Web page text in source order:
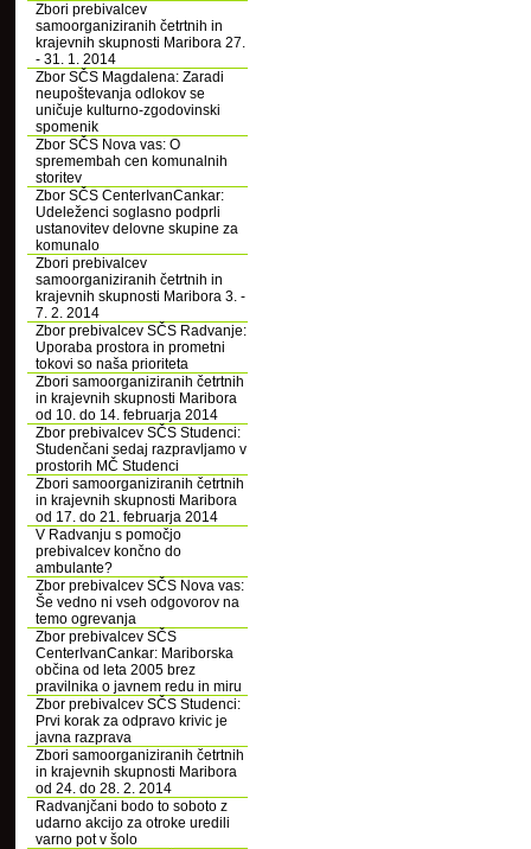
Zbori prebivalcev
samoorganiziranih četrtnih in
krajevnih skupnosti Maribora 27.
- 31. 1. 2014
Zbor SČS Magdalena: Zaradi
neupoštevanja odlokov se
uničuje kulturno-zgodovinski
spomenik
Zbor SČS Nova vas: O
spremembah cen komunalnih
storitev
Zbor SČS CenterIvanCankar:
Udeleženci soglasno podprli
ustanovitev delovne skupine za
komunalo
Zbori prebivalcev
samoorganiziranih četrtnih in
krajevnih skupnosti Maribora 3. -
7. 2. 2014
Zbor prebivalcev SČS Radvanje:
Uporaba prostora in prometni
tokovi so naša prioriteta
Zbori samoorganiziranih četrtnih
in krajevnih skupnosti Maribora
od 10. do 14. februarja 2014
Zbor prebivalcev SČS Studenci:
Studenčani sedaj razpravljamo v
prostorih MČ Studenci
Zbori samoorganiziranih četrtnih
in krajevnih skupnosti Maribora
od 17. do 21. februarja 2014
V Radvanju s pomočjo
prebivalcev končno do
ambulante?
Zbor prebivalcev SČS Nova vas:
Še vedno ni vseh odgovorov na
temo ogrevanja
Zbor prebivalcev SČS
CenterIvanCankar: Mariborska
občina od leta 2005 brez
pravilnika o javnem redu in miru
Zbor prebivalcev SČS Studenci:
Prvi korak za odpravo krivic je
javna razprava
Zbori samoorganiziranih četrtnih
in krajevnih skupnosti Maribora
od 24. do 28. 2. 2014
Radvanjčani bodo to soboto z
udarno akcijo za otroke uredili
varno pot v šolo